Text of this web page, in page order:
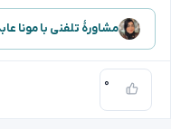
مشاورهٔ تلفنی با مونا
۰